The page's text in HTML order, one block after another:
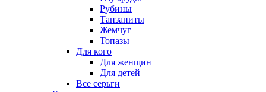
Рубины
Танзаниты
Жемчуг
Топазы
Для кого
Для женщин
Для детей
Все серьги